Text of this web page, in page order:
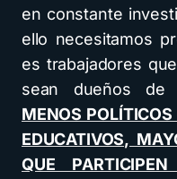
en constante
ello necesitamos
es trabajadores
sean dueños de
MENOS
EDUCATIVOS,
QUE